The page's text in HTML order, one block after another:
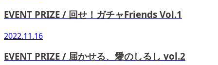
EVENT PRIZE / 回せ！ガチャFriends Vol.1
2022.11.16
EVENT PRIZE / 届かせる、愛のしるし vol.2